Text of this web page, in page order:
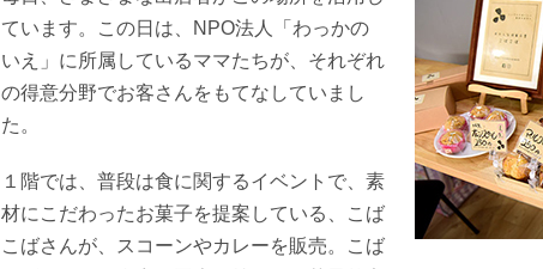
ています。この日は、NPO法人「わっかの
いえ」に所属しているママたちが、それぞれ
の得意分野でお客さんをもてなしていまし
た。
１階では、普段は食に関するイベントで、素
材にこだわったお菓子を提案している、こば
こばさんが、スコーンやカレーを販売。こば